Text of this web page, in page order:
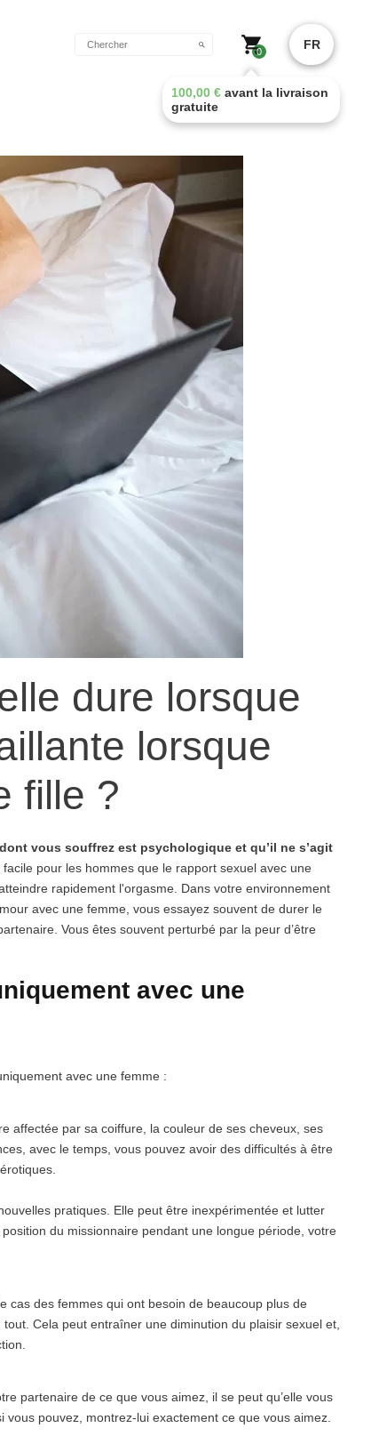
0
100,00 € avant la livraison
gratuite
FR
dure lorsque
lorsque
fille ?
vous souffrez est psychologique et qu’il ne s’agit
pour les hommes que le rapport sexuel avec une
rapidement l'orgasme. Dans votre environnement
avec une femme, vous essayez souvent de durer le
Vous êtes souvent perturbé par la peur d’être
avec une
avec une femme :
affectée par sa coiffure, la couleur de ses cheveux, ses
avec le temps, vous pouvez avoir des difficultés à être
pratiques. Elle peut être inexpérimentée et lutter
du missionnaire pendant une longue période, votre
cas des femmes qui ont besoin de beaucoup plus de
Cela peut entraîner une diminution du plaisir sexuel et,
partenaire de ce que vous aimez, il se peut qu’elle vous
pouvez, montrez-lui exactement ce que vous aimez.